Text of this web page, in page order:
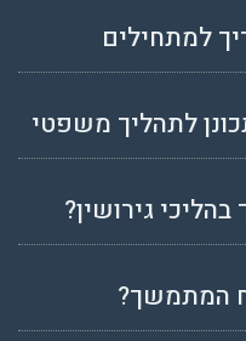
למתחילים
לתהליך משפטי
גירושין?
המתמשך?